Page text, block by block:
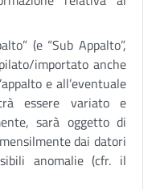
(e “Sub Appalto”,
importato anche
e all’eventuale
essere variato e
sarà oggetto di
dai datori
anomalie (cfr. il